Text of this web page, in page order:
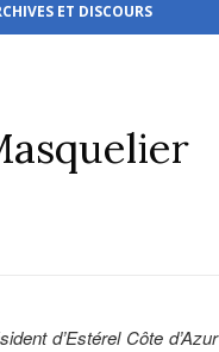
ET DISCOURS
d’Estérel Côte d’Azur